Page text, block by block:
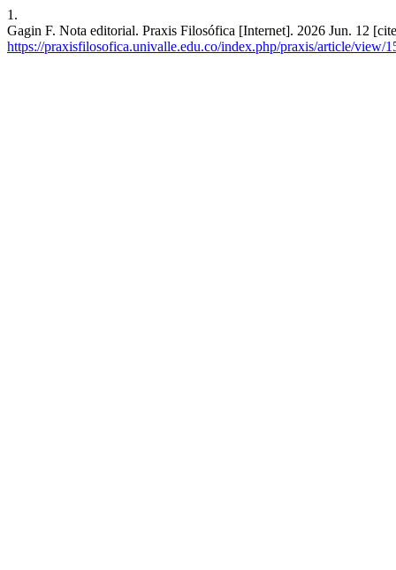
1.
Gagin F. Nota editorial. Praxis Filosófica [Internet]. 2026 Jun. 12
https://praxisfilosofica.univalle.edu.co/index.php/praxis/article/view/